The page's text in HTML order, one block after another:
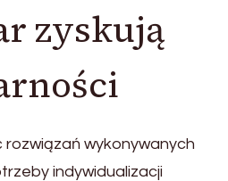
zyskują
wykonywanych
indywidualizacji